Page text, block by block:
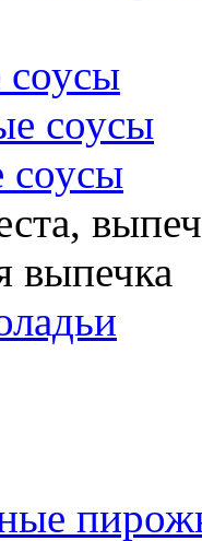
соусы
соусы
соусы
выпечка